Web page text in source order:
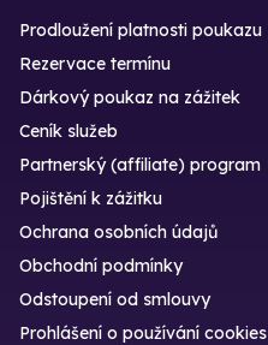
Prodloužení platnosti poukazu
Rezervace termínu
Dárkový poukaz na zážitek
Ceník služeb
Partnerský (affiliate) program
Pojištění k zážitku
Ochrana osobních údajů
Obchodní podmínky
Odstoupení od smlouvy
Prohlášení o používání cookies